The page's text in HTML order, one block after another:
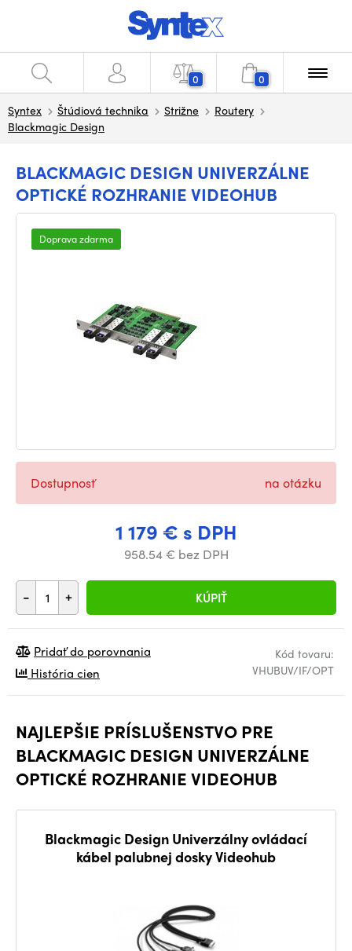
0 0
Syntex Štúdiová technika Strižne
Routery
Blackmagic Design
BLACKMAGIC DESIGN UNIVERZÁLNE
OPTICKÉ ROZHRANIE VIDEOHUB
Doprava zdarma
1 179 € s DPH
958.54 € bez DPH
- + KÚPIŤ
Dostupnosť na otázku
Kód tovaru:
VHUBUV/IF/OPT
Pridať do porovnania
História cien
NAJLEPŠIE PRÍSLUŠENSTVO PRE
BLACKMAGIC DESIGN UNIVERZÁLNE
OPTICKÉ ROZHRANIE VIDEOHUB
Blackmagic Design Univerzálny ovládací
kábel palubnej dosky Videohub